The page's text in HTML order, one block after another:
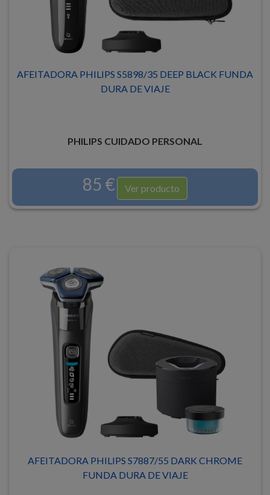
AFEITADORA PHILIPS S5898/35 DEEP BLACK FUNDA
DURA DE VIAJE
PHILIPS CUIDADO PERSONAL
85 € Ver producto
AFEITADORA PHILIPS S7887/55 DARK CHROME
FUNDA DURA DE VIAJE